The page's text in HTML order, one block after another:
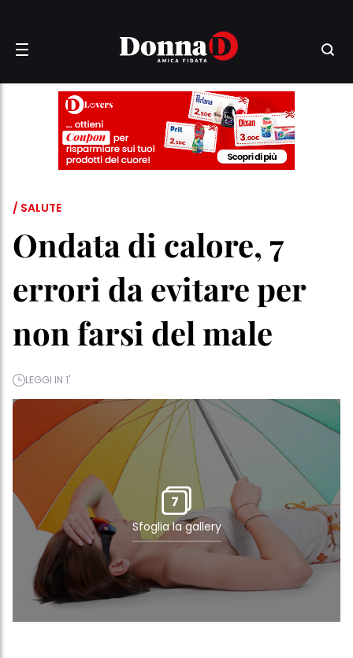
/ SALUTE
Ondata di calore, 7
errori da evitare per
non farsi del male
LEGGI IN 1'
7
Sfoglia la gallery